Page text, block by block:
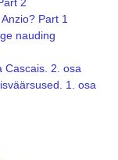
2
Part 1
nauding
Cascais. 2. osa
1. osa